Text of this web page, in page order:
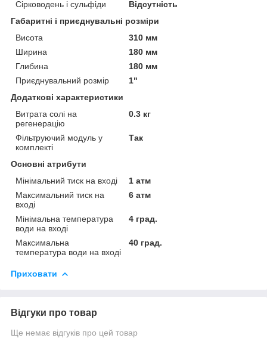
Сірководень і сульфіди
Відсутність
Габаритні і приєднувальні розміри
Висота
310 мм
Ширина
180 мм
Глибина
180 мм
Приєднувальний розмір
1"
Додаткові характеристики
Витрата солі на
регенерацію
0.3 кг
Фільтруючий модуль у
комплекті
Так
Основні атрибути
Мінімальний тиск на вході
1 атм
Максимальний тиск на
вході
6 атм
Мінімальна температура
води на вході
4 град.
Максимальна
температура води на вході
40 град.
Приховати
Відгуки про товар
Ще немає відгуків про цей товар